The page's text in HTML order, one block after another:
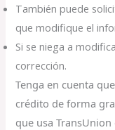
También puede
que modifique el
Si se niega a
corrección.
Tenga en cuenta
crédito de forma
que usa